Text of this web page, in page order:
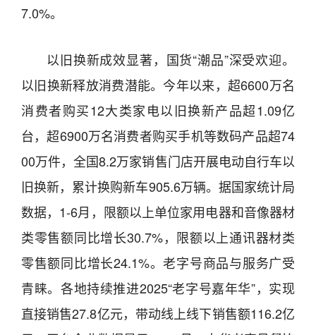
7.0%。
以旧换新成效显著，国货“潮品”深受欢迎。
以旧换新释放消费潜能。今年以来，超6600万名
消费者购买12大类家电以旧换新产品超1.09亿
台，超6900万名消费者购买手机等数码产品超74
00万件，全国8.2万家销售门店开展电动自行车以
旧换新，累计换购新车905.6万辆。据国家统计局
数据，1-6月，限额以上单位家用电器和音像器材
类零售额同比增长30.7%，限额以上通讯器材类
零售额同比增长24.1%。老字号商品与服务广受
青睐。各地持续推进2025“老字号嘉年华”，实现
直接销售27.8亿元，带动线上线下销售额116.2亿